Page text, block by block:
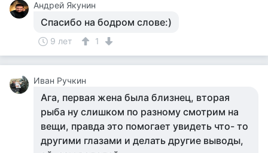
Андрей Якунин
Спасибо на бодром слове:)
9 лет 1
Иван Ручкин
Ага, первая жена была близнец, вторая
рыба ну слишком по разному смотрим на
вещи, правда это помогает увидеть что- то
другими глазами и делать другие выводы,